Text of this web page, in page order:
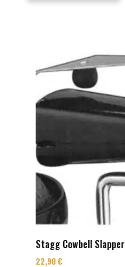
Stagg Cowbell Slapper
22,90 €